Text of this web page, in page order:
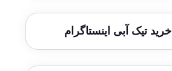
خرید تیک آبی اینستاگرام